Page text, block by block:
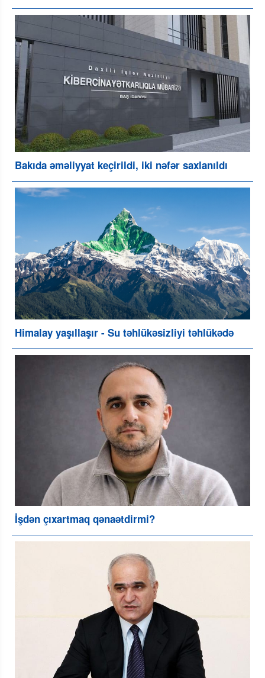
Bakıda əməliyyat keçirildi, iki nəfər saxlanıldı
Himalay yaşıllaşır - Su təhlükəsizliyi təhlükədə
İşdən çıxartmaq qənaətdirmi?